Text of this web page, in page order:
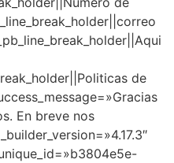
de
En breve nos